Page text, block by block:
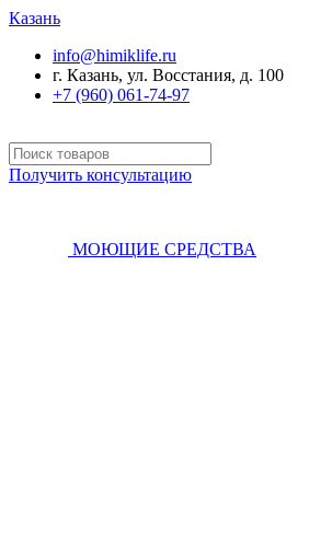
Казань
info@himiklife.ru
г. Казань, ул. Восстания, д. 100
+7 (960) 061-74-97
Получить консультацию
МОЮЩИЕ СРЕДСТВА